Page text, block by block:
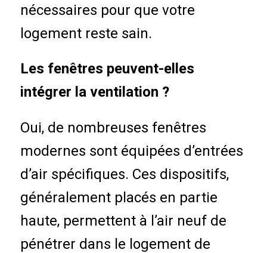
nécessaires pour que votre
logement reste sain.
Les fenêtres peuvent-elles
intégrer la ventilation ?
Oui, de nombreuses fenêtres
modernes sont équipées d’entrées
d’air spécifiques. Ces dispositifs,
généralement placés en partie
haute, permettent à l’air neuf de
pénétrer dans le logement de